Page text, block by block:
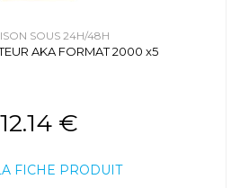
SOUS 24H/48H
AKA FORMAT 2000 x5
12.14 €
FICHE PRODUIT